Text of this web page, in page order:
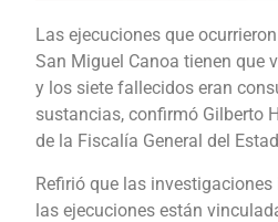
Las ejecuciones que
San Miguel Canoa tienen que
y los siete fallecidos eran
sustancias, confirmó Gilberto
de la Fiscalía General del
Refirió que las
las ejecuciones están